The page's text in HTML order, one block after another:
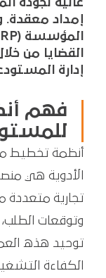
عالية لجودة
إمداد
القضايا من
إدارة
الأدوية هي
تجارية متعددة
وتوقعات الطلب،
الكفاءة